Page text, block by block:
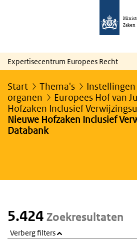
Zaken
Expertisecentrum Europees Recht
Start Thema's
organen
Europees Hof van
Hofzaken Inclusief
Nieuwe Hofzaken Inclusief
Databank
5.424 Zoekresultaten
Verberg filters